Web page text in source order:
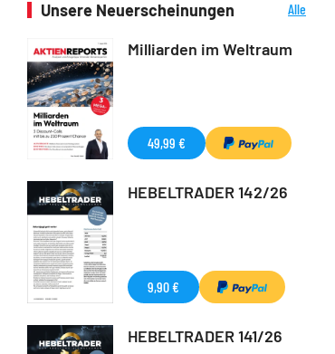
Unsere Neuerscheinungen
Alle
Milliarden im Weltraum
49,99 €
HEBELTRADER 142/26
9,90 €
HEBELTRADER 141/26